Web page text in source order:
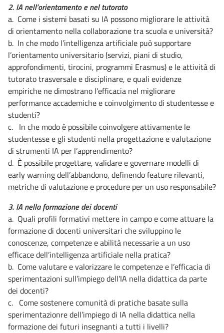
2. IA nell’orientamento e nel tutorato
a. Come i sistemi basati su IA possono migliorare le attività
di orientamento nella collaborazione tra scuola e università?
b. In che modo l’intelligenza artificiale può supportare
l’orientamento universitario (servizi, piani di studio,
approfondimenti, tirocini, programmi Erasmus) e le attività di
tutorato trasversale e disciplinare, e quali evidenze
empiriche ne dimostrano l’efficacia nel migliorare
performance accademiche e coinvolgimento di studentesse e
studenti?
c. In che modo è possibile coinvolgere attivamente le
studentesse e gli studenti nella progettazione e valutazione
di strumenti IA per l’apprendimento?
d. È possibile progettare, validare e governare modelli di
early warning dell’abbandono, definendo feature rilevanti,
metriche di valutazione e procedure per un uso responsabile?
3. IA nella formazione dei docenti
a. Quali profili formativi mettere in campo e come attuare la
formazione di docenti universitari che sviluppino le
conoscenze, competenze e abilità necessarie a un uso
efficace dell’intelligenza artificiale nella pratica?
b. Come valutare e valorizzare le competenze e l’efficacia di
sperimentazioni sull’impiego dell’IA nella didattica da parte
dei docenti?
c. Come sostenere comunità di pratiche basate sulla
sperimentazionre dell’impiego di IA nella didattica nella
formazione dei futuri insegnanti a tutti i livelli?